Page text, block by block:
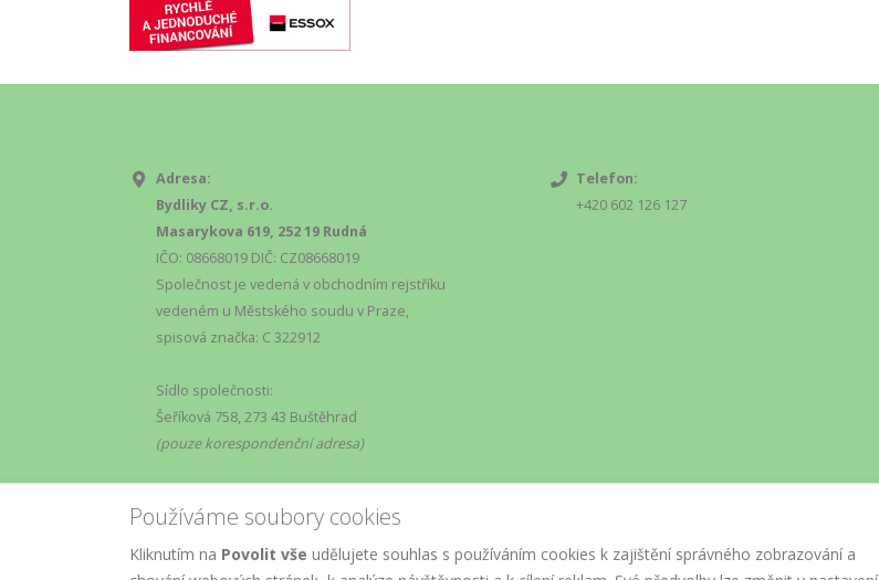
Používáme soubory cookies
Kliknutím na Povolit vše udělujete souhlas s používáním cookies k zajištění správného zobrazování a
Adresa:
Bydliky CZ, s.r.o.
Masarykova 619, 252 19 Rudná
IČO: 08668019 DIČ: CZ08668019
Společnost je vedená v obchodním rejstříku
vedeném u Městského soudu v Praze,
spisová značka: C 322912
Sídlo společnosti:
Šeříková 758, 273 43 Buštěhrad
(pouze korespondenční adresa)
Telefon:
+420 602 126 127